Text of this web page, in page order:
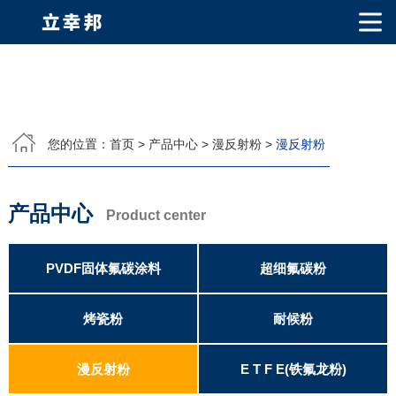
公司简介
公司相册
PVDF固体氟碳涂料
超细氟碳粉
烤瓷粉
耐候粉
漫反射粉
E T F E(铁氟龙粉)
产品知识
荣誉资质
您的位置： 首页> 产品中心> 漫反射粉> 漫反射粉
产品中心 Product center
PVDF固体氟碳涂料 超细氟碳粉
烤瓷粉 耐候粉
漫反射粉 E T F E(铁氟龙粉)